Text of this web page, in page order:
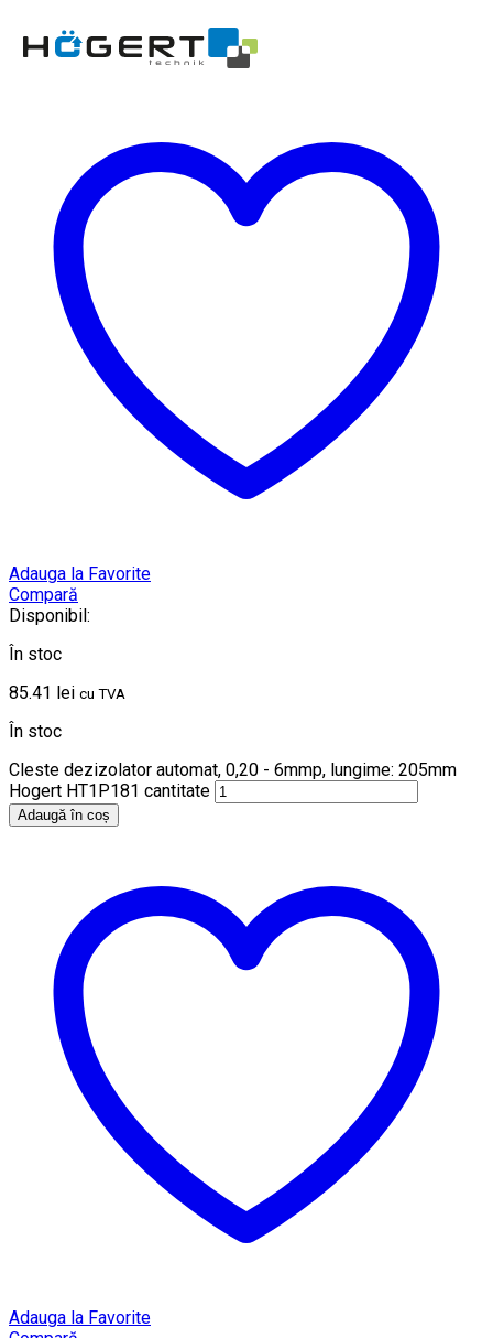
Adauga la Favorite
Compară
Disponibil:
În stoc
85.41 lei cu TVA
În stoc
Cleste dezizolator automat, 0,20 - 6mmp, lungime: 205mm
Hogert HT1P181 cantitate
Adaugă în coș
Adauga la Favorite